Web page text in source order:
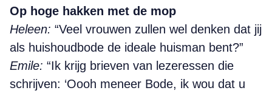
Op hoge hakken met de mop
Heleen: “Veel vrouwen zullen wel denken dat jij
als huishoudbode de ideale huisman bent?”
Emile: “Ik krijg brieven van lezeressen die
schrijven: ‘Oooh meneer Bode, ik wou dat u